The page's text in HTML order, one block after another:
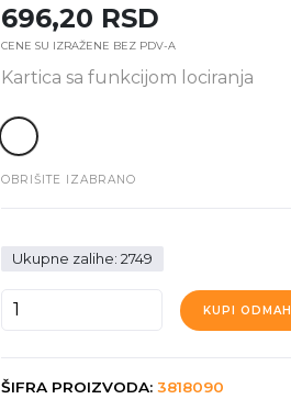
696,20 RSD
CENE SU IZRAŽENE BEZ PDV-A
Kartica sa funkcijom lociranja
OBRIŠITE IZABRANO
Ukupne zalihe: 2749
W
KUPI ODMAH
ŠIFRA PROIZVODA: 3818090